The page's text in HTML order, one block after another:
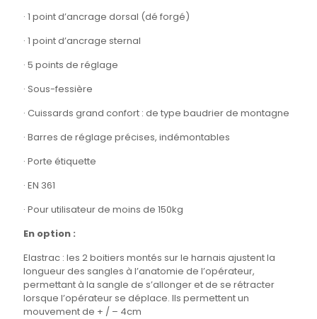
· 1 point d’ancrage dorsal (dé forgé)
· 1 point d’ancrage sternal
· 5 points de réglage
· Sous-fessière
· Cuissards grand confort : de type baudrier de montagne
· Barres de réglage précises, indémontables
· Porte étiquette
· EN 361
· Pour utilisateur de moins de 150kg
En option :
Elastrac : les 2 boitiers montés sur le harnais ajustent la
longueur des sangles à l’anatomie de l’opérateur,
permettant à la sangle de s’allonger et de se rétracter
lorsque l’opérateur se déplace. Ils permettent un
mouvement de + / – 4cm